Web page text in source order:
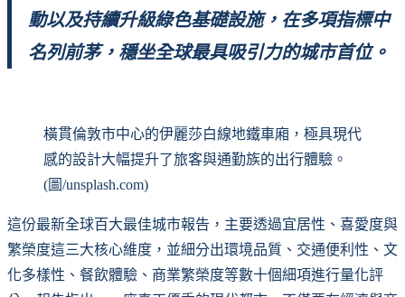
動以及持續升級綠色基礎設施，在多項指標中
名列前茅，穩坐全球最具吸引力的城市首位。
橫貫倫敦市中心的伊麗莎白線地鐵車廂，極具現代
感的設計大幅提升了旅客與通勤族的出行體驗。
(圖/unsplash.com)
這份最新全球百大最佳城市報告，主要透過宜居性、喜愛度與
繁榮度這三大核心維度，並細分出環境品質、交通便利性、文
化多樣性、餐飲體驗、商業繁榮度等數十個細項進行量化評